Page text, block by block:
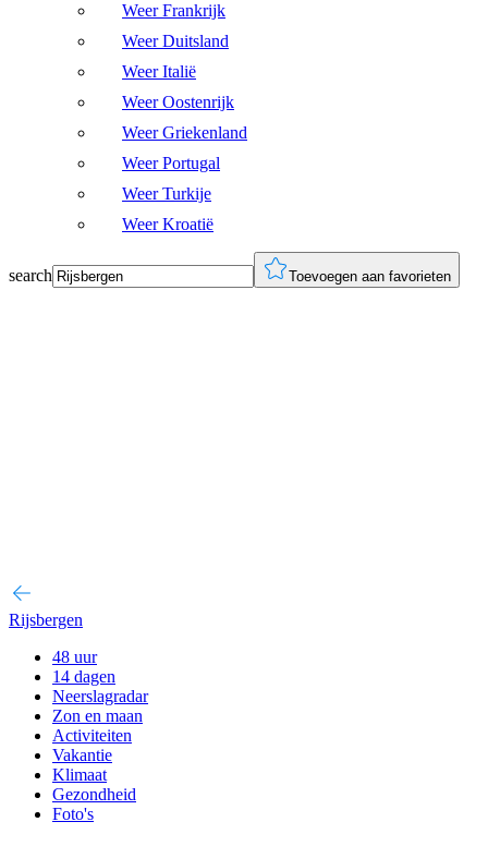
Weer Frankrijk
Weer Duitsland
Weer Italië
Weer Oostenrijk
Weer Griekenland
Weer Portugal
Weer Turkije
Weer Kroatië
search Toevoegen aan favorieten
Rijsbergen
48 uur
14 dagen
Neerslagradar
Zon en maan
Activiteiten
Vakantie
Klimaat
Gezondheid
Foto's